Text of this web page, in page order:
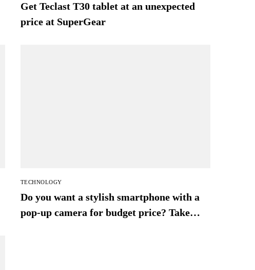
Get Teclast T30 tablet at an unexpected
price at SuperGear
TECHNOLOGY
Do you want a stylish smartphone with a
pop-up camera for budget price? Take